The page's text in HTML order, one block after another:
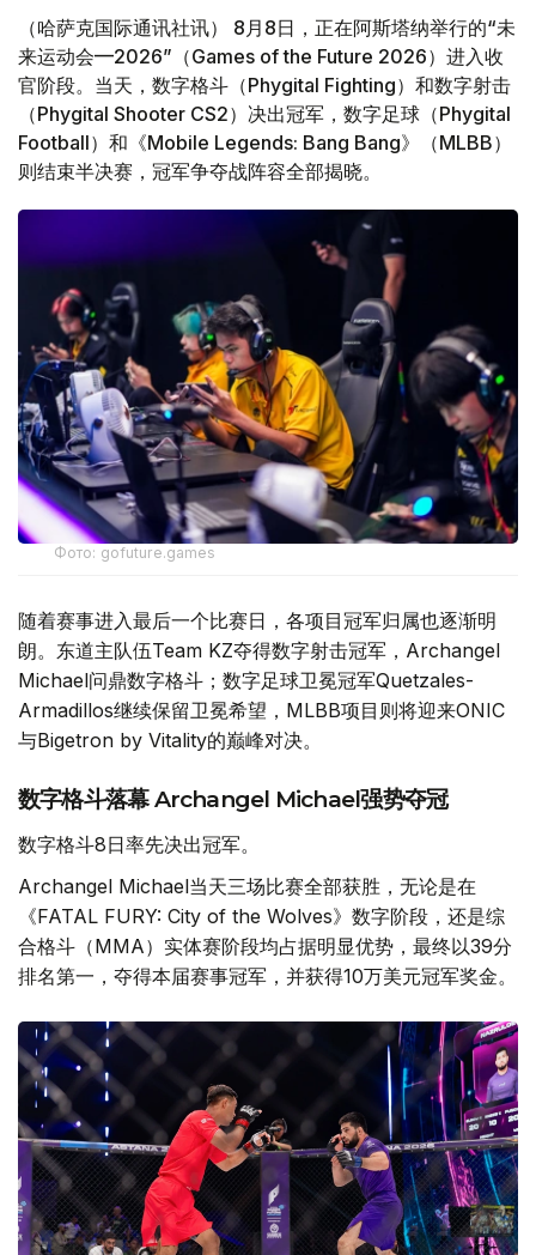
（哈萨克国际通讯社讯） 8月8日，正在阿斯塔纳举行的“未
来运动会—2026”（Games of the Future 2026）进入收
官阶段。当天，数字格斗（Phygital Fighting）和数字射击
（Phygital Shooter CS2）决出冠军，数字足球（Phygital
Football）和《Mobile Legends: Bang Bang》（MLBB）
则结束半决赛，冠军争夺战阵容全部揭晓。
Фото: gofuture.games
随着赛事进入最后一个比赛日，各项目冠军归属也逐渐明
朗。东道主队伍Team KZ夺得数字射击冠军，Archangel
Michael问鼎数字格斗；数字足球卫冕冠军Quetzales-
Armadillos继续保留卫冕希望，MLBB项目则将迎来ONIC
与Bigetron by Vitality的巅峰对决。
数字格斗落幕 Archangel Michael强势夺冠
数字格斗8日率先决出冠军。
Archangel Michael当天三场比赛全部获胜，无论是在
《FATAL FURY: City of the Wolves》数字阶段，还是综
合格斗（MMA）实体赛阶段均占据明显优势，最终以39分
排名第一，夺得本届赛事冠军，并获得10万美元冠军奖金。